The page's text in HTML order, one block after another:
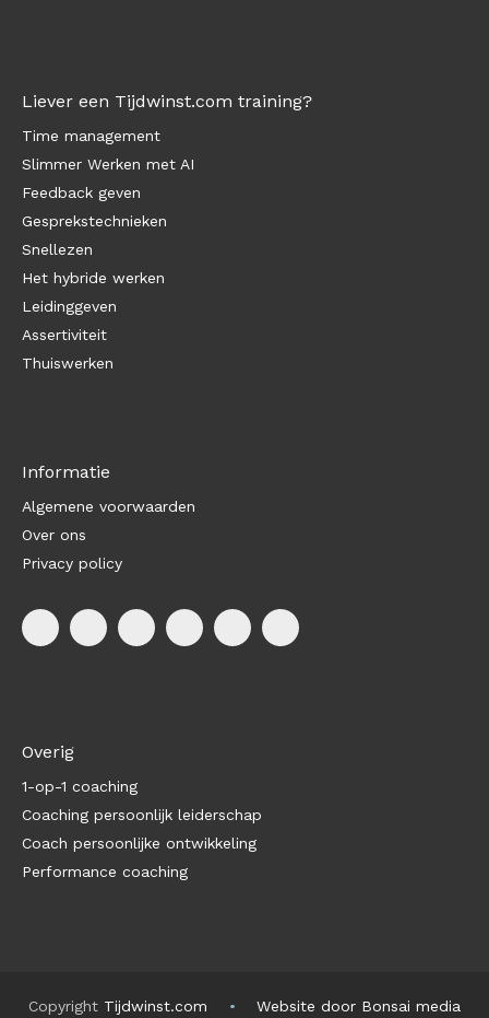
Liever een Tijdwinst.com training?
Time management
Slimmer Werken met AI
Feedback geven
Gesprekstechnieken
Snellezen
Het hybride werken
Leidinggeven
Assertiviteit
Thuiswerken
Informatie
Algemene voorwaarden
Over ons
Privacy policy
Overig
1-op-1 coaching
Coaching persoonlijk leiderschap
Coach persoonlijke ontwikkeling
Performance coaching
Copyright Tijdwinst.com Website door Bonsai media